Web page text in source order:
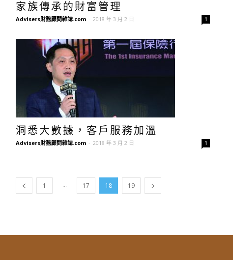
家族傳承的財富管理
Advisers財務顧問雜誌.com - 2018 年 3 月 2 日 1
洞悉大數據，客戶服務加溫
Advisers財務顧問雜誌.com - 2018 年 3 月 2 日 1
1 ... 17 18 19